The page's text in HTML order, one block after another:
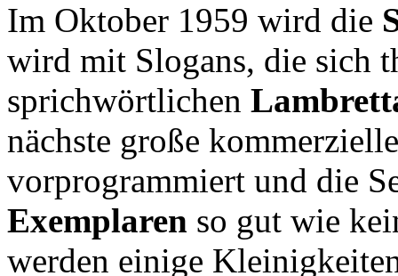
Im Oktober 1959 wird die
wird mit Slogans, die sich
sprichwörtlichen
nächste große
vorprogrammiert und die
Exemplaren so gut wie
werden einige